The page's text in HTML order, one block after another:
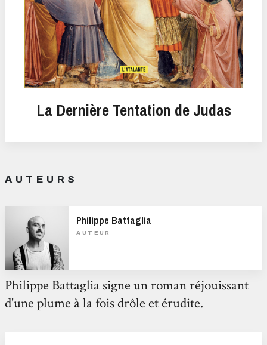
La Dernière Tentation de Judas
AUTEURS
Philippe Battaglia
AUTEUR
Philippe Battaglia signe un roman réjouissant
d'une plume à la fois drôle et érudite.